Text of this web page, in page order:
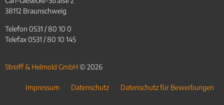
38112 Braunschweig
Telefon 0531 / 80 10 0
Telefax 0531 / 80 10 145
Streiff & Helmold GmbH © 2026
Impressum Datenschutz Datenschutz für Bewerbungen